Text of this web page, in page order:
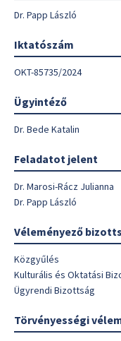
Dr. Papp László
Iktatószám
OKT-85735/2024
Ügyintéző
Dr. Bede Katalin
Feladatot jelent
Dr. Marosi-Rácz Julianna
Dr. Papp László
Véleményező
Közgyűlés
Kulturális és Oktatási
Ügyrendi Bizottság
Törvényességi